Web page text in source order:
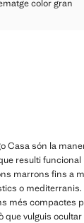
color gran
Casa són la
resulti
marrons fins a
o
més compactes
que vulguis